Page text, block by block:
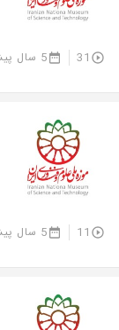
31 5 سال پیش
11 5 سال پیش